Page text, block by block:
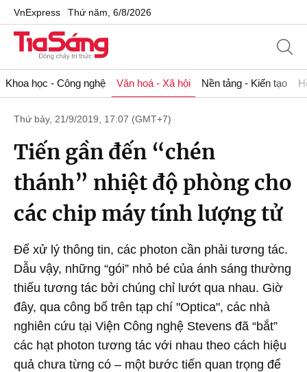
VnExpress Thứ năm, 6/8/2026
Khoa học - Công nghệ Văn hoá - Xã hội Nền tảng - Kiến tạo
Thứ bảy, 21/9/2019, 17:07 (GMT+7)
Tiến gần đến “chén
thánh” nhiệt độ phòng cho
các chip máy tính lượng tử
Để xử lý thông tin, các photon cần phải tương tác.
Dẫu vậy, những “gói” nhỏ bé của ánh sáng thường
thiếu tương tác bởi chúng chỉ lướt qua nhau. Giờ
đây, qua công bố trên tạp chí "Optica", các nhà
nghiên cứu tại Viện Công nghệ Stevens đã “bắt”
các hạt photon tương tác với nhau theo cách hiệu
quả chưa từng có – một bước tiến quan trọng để